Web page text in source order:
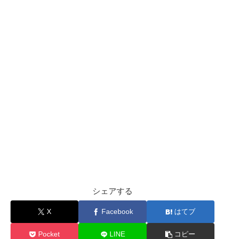
シェアする
X Facebook はてブ
Pocket LINE コピー